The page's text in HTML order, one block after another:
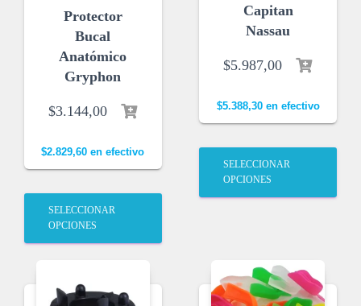
Protector
Bucal
Anatómico
Gryphon
$3.144,00
$2.829,60 en efectivo
SELECCIONAR
OPCIONES
Capitan
Nassau
$5.987,00
$5.388,30en efectivo
SELECCIONAR
OPCIONES